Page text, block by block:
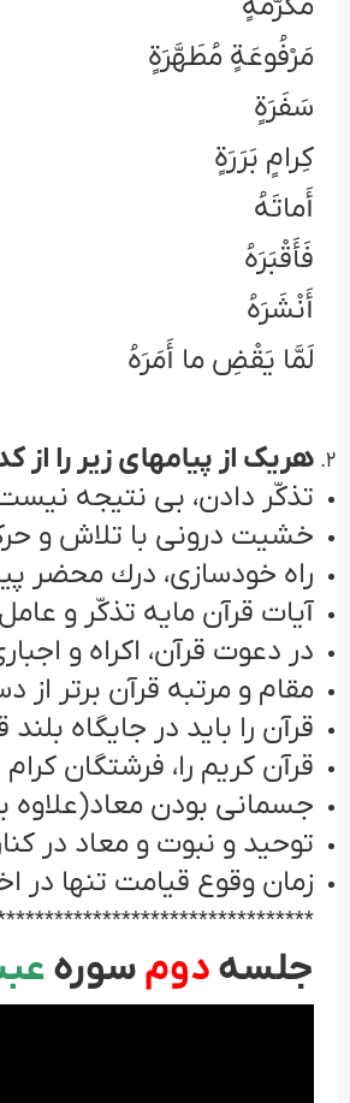
مَرْفُوعَةٍ مُطَهَّرَةٍ
سَفَرَةٍ
كِرامٍ بَرَرَةٍ
أَماتَهُ
فَأَقْبَرَهُ
أَنْشَرَهُ
لَمَّا يَقْضِ ما أَمَرَهُ
هريک از پيامهای زير را از کدام آيه يا آيات
تذكّر دادن، بى نتيجه
خشيت درونى با تلاش و
راه خودسازى، درك محضر
آيات قرآن مايه تذكّر و
در دعوت قرآن، اكراه و
مقام و مرتبه قرآن برتر
قرآن را بايد در جايگاه
قرآن كريم را، فرشتگان
جسمانى بودن معاد(علاوه
توحيد و نبوت و معاد در
زمان وقوع قيامت تنها در
جلسهدومسوره